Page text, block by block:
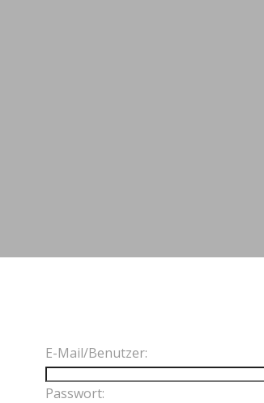
E-Mail/Benutzer:
Passwort: